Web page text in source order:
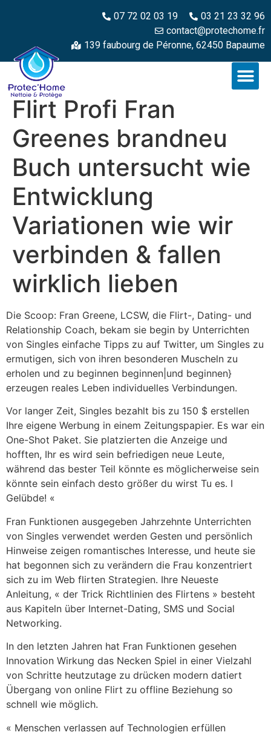
07 72 02 03 19
03 21 23 32 96
contact@protechome.fr
139 faubourg de Péronne, 62450 Bapaume
Flirt Profi Fran
Greenes brandneu
Buch untersucht wie
Entwicklung
Variationen wie wir
verbinden & fallen
wirklich lieben
Die Scoop: Fran Greene, LCSW, die Flirt-, Dating- und
Relationship Coach, bekam sie begin by Unterrichten
von Singles einfache Tipps zu auf Twitter, um Singles zu
ermutigen, sich von ihren besonderen Muscheln zu
erholen und zu beginnen beginnen|und beginnen}
erzeugen reales Leben individuelles Verbindungen.
Vor langer Zeit, Singles bezahlt bis zu 150 $ erstellen
Ihre eigene Werbung in einem Zeitungspapier. Es war ein
One-Shot Paket. Sie platzierten die Anzeige und
hofften, Ihr es wird sein befriedigen neue Leute,
während das bester Teil könnte es möglicherweise sein
könnte sein einfach desto größer du wirst Tu es. I
Gelübde! «
Fran Funktionen ausgegeben Jahrzehnte Unterrichten
von Singles verwendet werden Gesten und persönlich
Hinweise zeigen romantisches Interesse, und heute sie
hat begonnen sich zu verändern die Frau konzentriert
sich zu im Web flirten Strategien. Ihre Neueste
Anleitung, « der Trick Richtlinien des Flirtens » besteht
aus Kapiteln über Internet-Dating, SMS und Social
Networking.
In den letzten Jahren hat Fran Funktionen gesehen
Innovation Wirkung das Necken Spiel in einer Vielzahl
von Schritte heutzutage zu drücken modern datiert
Übergang von online Flirt zu offline Beziehung so
schnell wie möglich.
« Menschen verlassen auf Technologien erfüllen